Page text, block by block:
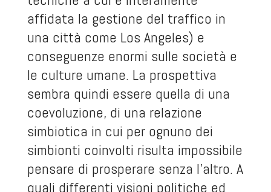
affidata la gestione del traffico in
una città come Los Angeles) e
conseguenze enormi sulle società e
le culture umane. La prospettiva
sembra quindi essere quella di una
coevoluzione, di una relazione
simbiotica in cui per ognuno dei
simbionti coinvolti risulta impossibile
pensare di prosperare senza l’altro. A
quali differenti visioni politiche ed